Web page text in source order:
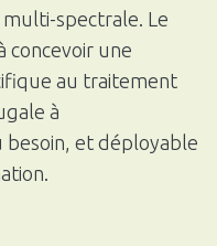
spectrale. Le
concevoir une
au traitement
à
et déployable